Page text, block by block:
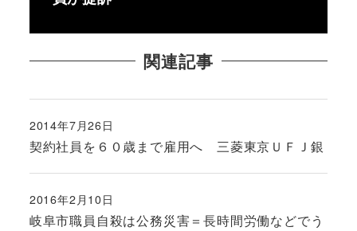
関連記事
契約社員を６０歳まで雇用へ 三菱東京ＵＦＪ銀
投稿日
2014年7月26日
岐阜市職員自殺は公務災害＝長時間労働などでう
投稿日
2016年2月10日